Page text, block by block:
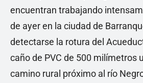
encuentran trabajando
de ayer en la ciudad de
detectarse la rotura del
caño de PVC de 500 milímetros
camino rural próximo al río